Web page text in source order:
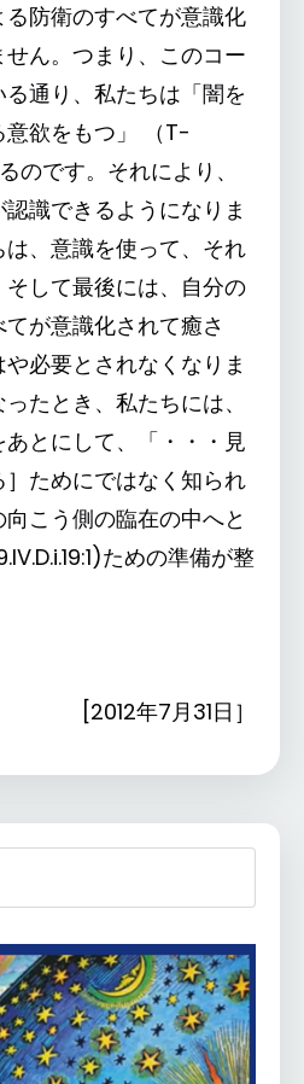
防衛のすべてが意識化
ん。つまり、このコー
通り、私たちは「闇を
欲をもつ」 （T-
のです。それにより、
識できるようになりま
、意識を使って、それ
して最後には、自分の
が意識化されて癒さ
必要とされなくなりま
たとき、私たちには、
とにして、「・・・見
ためにではなく知られ
こう側の臨在の中へと
ための準備が整
[2012年7月31日］